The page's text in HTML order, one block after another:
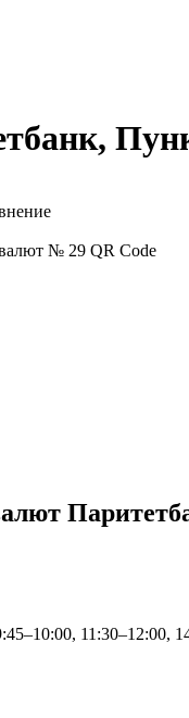
11:30–12:00,